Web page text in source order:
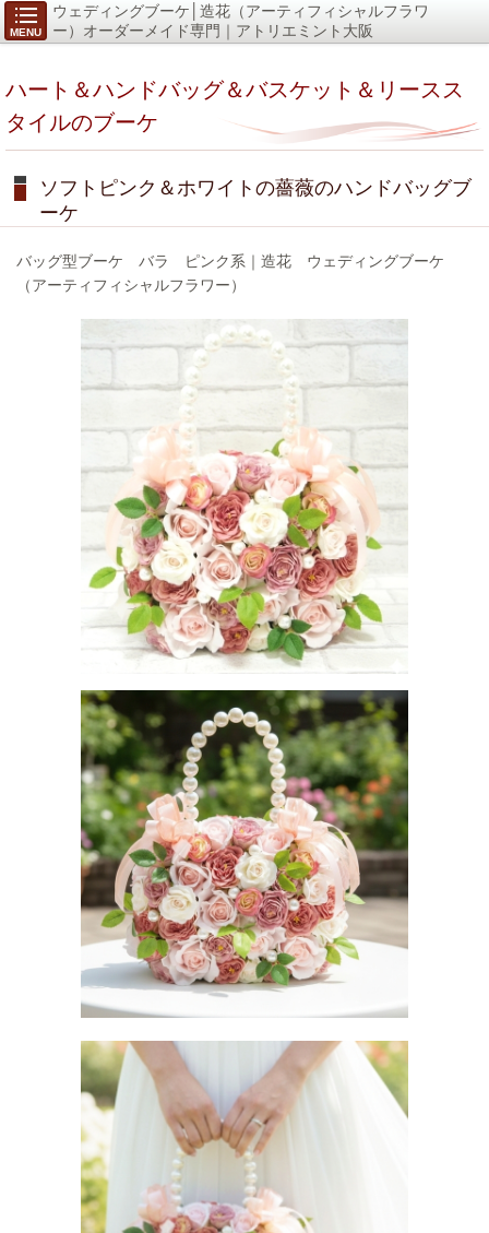
MENU
ウェディングブーケ│造花（アーティフィシャルフラワ
ー）オーダーメイド専門｜アトリエミント大阪
ハート＆ハンドバッグ＆バスケット＆リースス
タイルのブーケ
ソフトピンク＆ホワイトの薔薇のハンドバッグブ
ーケ
バッグ型ブーケ バラ ピンク系｜造花 ウェディングブーケ
（アーティフィシャルフラワー）